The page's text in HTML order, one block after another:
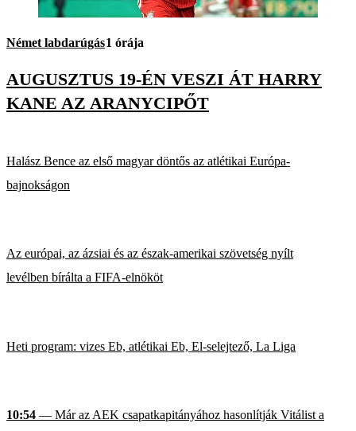
Német labdarúgás1 órája
AUGUSZTUS 19-ÉN VESZI ÁT HARRY
KANE AZ ARANYCIPŐT
Halász Bence az első magyar döntős az atlétikai Európa-
bajnokságon
Az európai, az ázsiai és az észak-amerikai szövetség nyílt
levélben bírálta a FIFA-elnököt
Heti program: vizes Eb, atlétikai Eb, El-selejtező, La Liga
10:54 — Már az AEK csapatkapitányához hasonlítják Vitálist a